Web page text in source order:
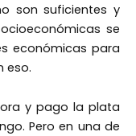
son suficientes y
se
económicas para
eso.
y pago la plata
Pero en una de